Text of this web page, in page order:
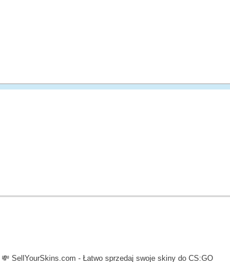
💸 SellYourSkins.com - Łatwo sprzedaj swoje skiny do CS:GO